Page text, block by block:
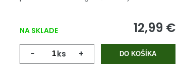
NA SKLADE 12,99 €
- ks + DO KOŠÍKA